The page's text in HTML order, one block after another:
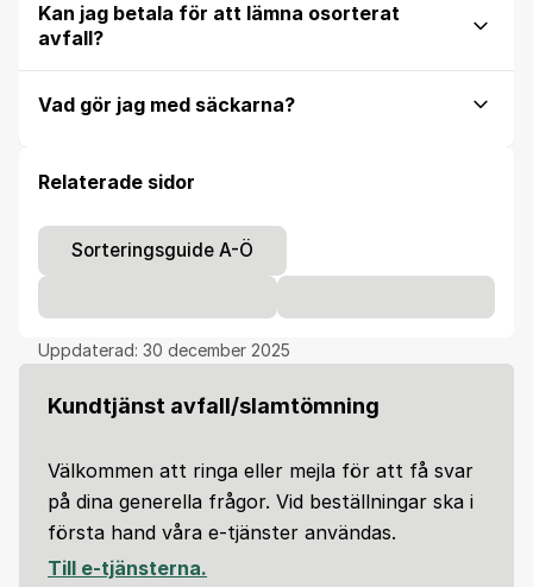
Kan jag betala för att lämna osorterat
avfall?
Vad gör jag med säckarna?
Relaterade sidor
Sorteringsguide A-Ö
Uppdaterad: 30 december 2025
Kundtjänst avfall/slamtömning
Välkommen att ringa eller mejla för att få svar
på dina generella frågor. Vid beställningar ska i
första hand våra e-tjänster användas.
Till e-tjänsterna.